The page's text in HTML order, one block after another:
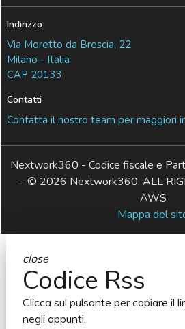
Indirizzo
Via Moretto da Brescia, 22
Milano - Italia
CAP 20133
Contatti
Contatta il nostro team per maggiori
Nextwork360 - Codice fiscale e
- © 2026 Nextwork360. ALL
AWS
Mappa del
close
Codice Rss
Clicca sul pulsante per copiare il
negli appunti.